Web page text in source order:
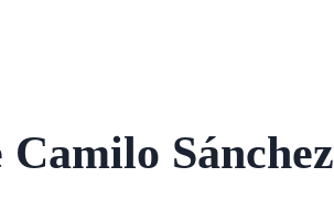
Sánchez